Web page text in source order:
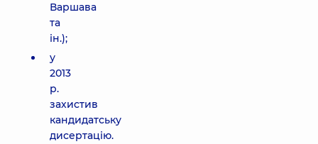
Варшава
та
ін.);
у
2013
р.
захистив
кандидатську
дисертацію.